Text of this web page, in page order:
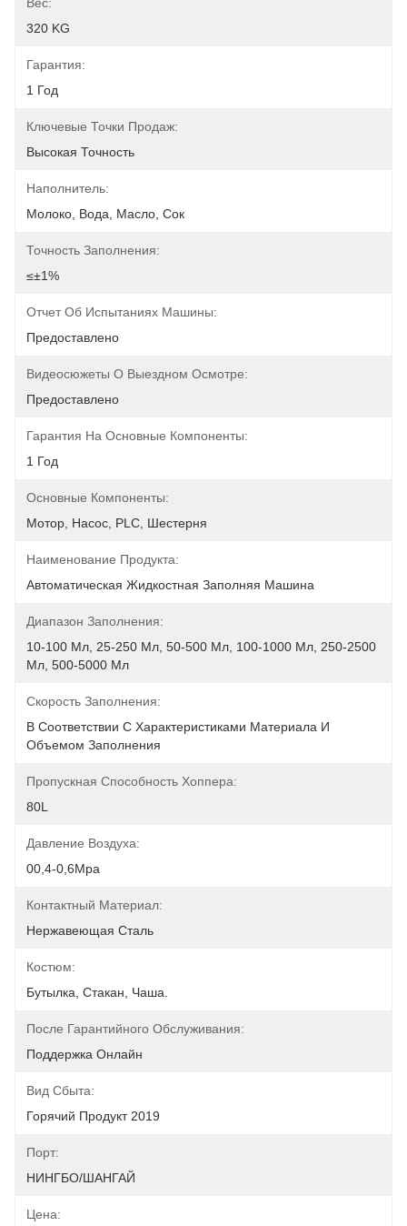
320 KG
Гарантия:
1 Год
Ключевые Точки Продаж:
Высокая Точность
Наполнитель:
Молоко, Вода, Масло, Сок
Точность Заполнения:
≤±1%
Отчет Об Испытаниях Машины:
Предоставлено
Видеосюжеты О Выездном Осмотре:
Предоставлено
Гарантия На Основные Компоненты:
1 Год
Основные Компоненты:
Мотор, Насос, PLC, Шестерня
Наименование Продукта:
Автоматическая Жидкостная Заполняя Машина
Диапазон Заполнения:
10-100 Мл, 25-250 Мл, 50-500 Мл, 100-1000 Мл, 250-2500
Мл, 500-5000 Мл
Скорость Заполнения:
В Соответствии С Характеристиками Материала И
Объемом Заполнения
Пропускная Способность Хоппера:
80L
Давление Воздуха:
00,4-0,6Mpa
Контактный Материал:
Нержавеющая Сталь
Костюм:
Бутылка, Стакан, Чаша.
После Гарантийного Обслуживания:
Поддержка Онлайн
Вид Сбыта:
Горячий Продукт 2019
Порт:
НИНГБО/ШАНГАЙ
Цена: